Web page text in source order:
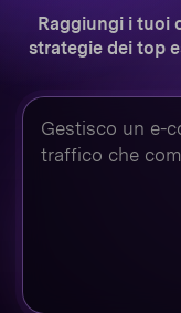
Raggiungi i tuoi
strategie dei top
Il tuo obiettivo